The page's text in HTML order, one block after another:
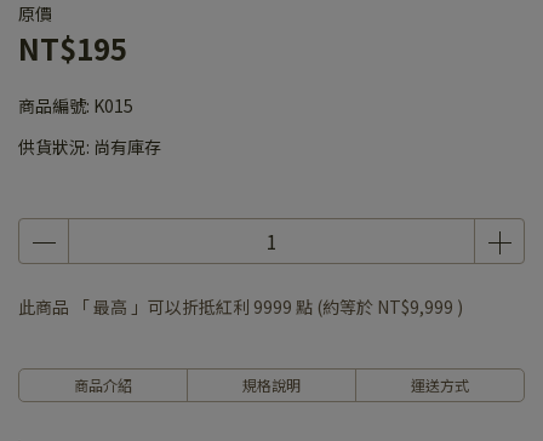
原價
NT$195
商品編號: K015
供貨狀況: 尚有庫存
此商品 「 最高 」可以折抵紅利 9999 點 (約等於 NT$9,999 )
商品介紹 規格說明 運送方式